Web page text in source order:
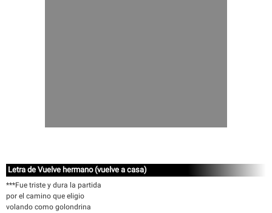
Letra de Vuelve hermano (vuelve a casa)
***Fue triste y dura la partida
por el camino que eligio
volando como golondrina